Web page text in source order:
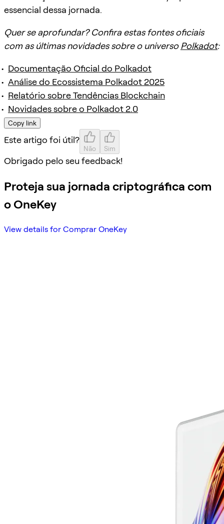
essencial dessa jornada.
Quer se aprofundar? Confira estas fontes oficiais
com as últimas novidades sobre o universoPolkadot:
Documentação Oficial do Polkadot
Análise do Ecossistema Polkadot 2025
Relatório sobre Tendências Blockchain
Novidades sobre o Polkadot 2.0
Copy link
Este artigo foi útil?
Não Sim
Obrigado pelo seu feedback!
Proteja sua jornada criptográfica com
o OneKey
View details for Comprar OneKey